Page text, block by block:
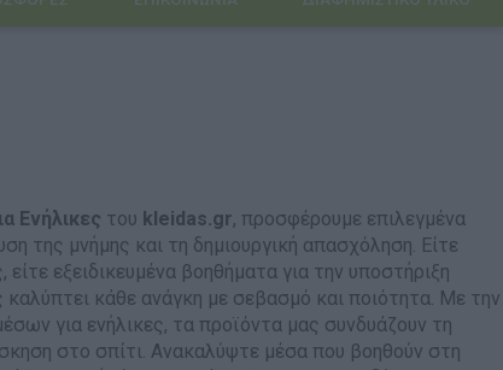
Ιδέες για τις Απόκριες
Ιδέες για το Πάσχα
Καλοκαιρινές Επιλογές
Ενήλικες του kleidas.gr, προσφέρουμε επιλεγμένα
της μνήμης και τη δημιουργική απασχόληση. Είτε
εξειδικευμένα βοηθήματα για την υποστήριξη
κάθε ανάγκη με σεβασμό και ποιότητα. Με την
για ενήλικες, τα προϊόντα μας συνδυάζουν τη
στο σπίτι. Ανακαλύψτε μέσα που βοηθούν στη